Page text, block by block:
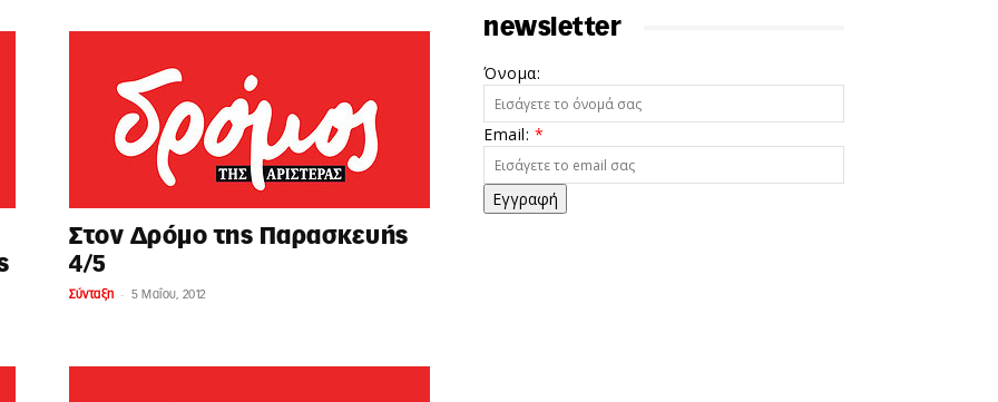
Στον Δρόμο της Παρασκευής
4/5
Σύνταξη - 5 Μαΐου, 2012
newsletter
Όνομα:
Email: *
Εγγραφή